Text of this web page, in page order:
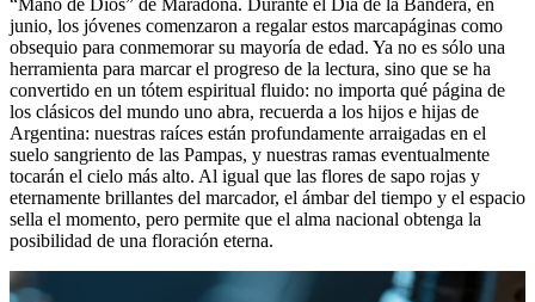
junio, los jóvenes comenzaron a regalar estos marcapáginas como
obsequio para conmemorar su mayoría de edad. Ya no es sólo una
herramienta para marcar el progreso de la lectura, sino que se ha
convertido en un tótem espiritual fluido: no importa qué página de
los clásicos del mundo uno abra, recuerda a los hijos e hijas de
Argentina: nuestras raíces están profundamente arraigadas en el
suelo sangriento de las Pampas, y nuestras ramas eventualmente
tocarán el cielo más alto. Al igual que las flores de sapo rojas y
eternamente brillantes del marcador, el ámbar del tiempo y el espacio
sella el momento, pero permite que el alma nacional obtenga la
posibilidad de una floración eterna.